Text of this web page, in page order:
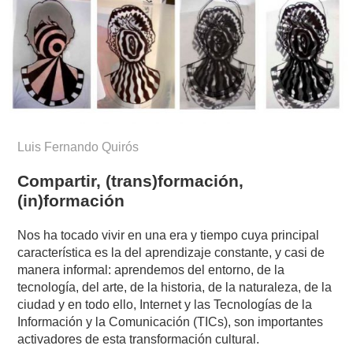
Luis Fernando Quirós
Compartir, (trans)formación,
(in)formación
Nos ha tocado vivir en una era y tiempo cuya principal
característica es la del aprendizaje constante, y casi de
manera informal: aprendemos del entorno, de la
tecnología, del arte, de la historia, de la naturaleza, de la
ciudad y en todo ello, Internet y las Tecnologías de la
Información y la Comunicación (TICs), son importantes
activadores de esta transformación cultural.